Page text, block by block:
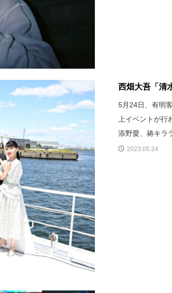
西畑大吾「清
5月24日、有明
上イベントが
添野愛、祷キラ
2023.05.24